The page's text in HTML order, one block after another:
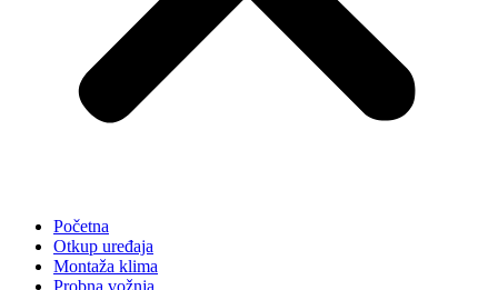
Početna
Otkup uređaja
Montaža klima
Probna vožnja